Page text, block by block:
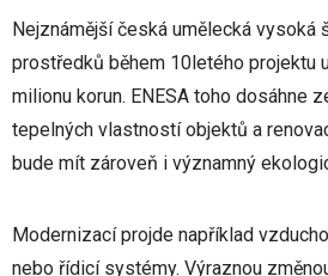
Nejznámější česká umělecká vysoká
prostředků během 10letého projektu
milionu korun. ENESA toho dosáhne
tepelných vlastností objektů a
bude mít zároveň i významný
Modernizací projde například
nebo řídicí systémy. Výraznou